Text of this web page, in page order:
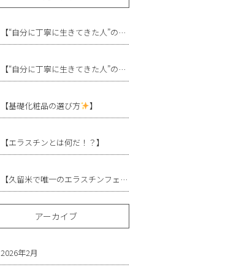
【“自分に丁寧に生きてきた人”の差】
【“自分に丁寧に生きてきた人”の差】
【基礎化粧品の選び方 】
【エラスチンとは何だ！？】
【久留米で唯一のエラスチンフェイシャルケア
アーカイブ
2026年2月